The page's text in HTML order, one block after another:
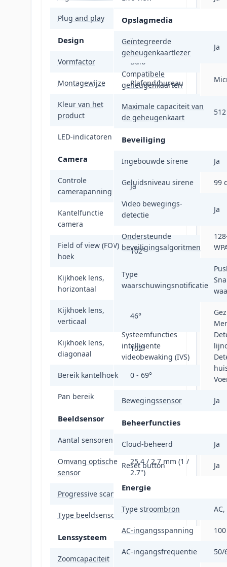
Plug and play Ja
Design
Vormfactor Bulb
Montagewijze Plafond/bureau
Kleur van het
product
Zwart, Wit
LED-indicatoren Ja
Camera
Controle
camerapanning
Ja
Kantelfunctie
camera
Ja
Field of view (FOV)
hoek
102°
Kijkhoek lens,
horizontaal
86°
Kijkhoek lens,
verticaal
46°
Kijkhoek lens,
diagonaal
102°
Bereik kantelhoek 0 - 69°
Pan bereik 0 - 360°
Beeldsensor
Aantal sensoren
Omvang optische
sensor
25,4 / 2,7 mm (1 /
2.7")
Progressive scan Ja
Type beeldsensor CMOS
Lenssysteem
Zoomcapaciteit Nee
Opslagmedia
Geïntegreerde
geheugenkaartlezer
Ja
Compatibele
geheugenkaarten
Maximale capaciteit van
de geheugenkaart
Beveiliging
Ingebouwde sirene Ja
Geluidsniveau sirene 99
Video bewegings-
detectie
Ja
Ondersteunde
beveiligingsalgoritmen
Type
waarschuwingsnotificatie
Systeemfuncties
intelligente
videobewaking (IVS)
Bewegingssensor Ja
Beheerfuncties
Cloud-beheerd Ja
Reset button Ja
Energie
Type stroombron AC,
AC-ingangsspanning
AC-ingangsfrequentie 50/